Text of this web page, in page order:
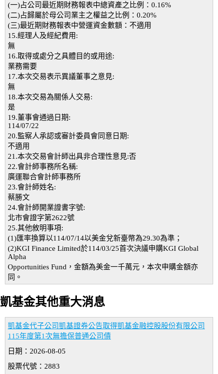
(一)占公司最近期財務報表中總資產之比例：0.16%
(二)占歸屬於母公司業主之權益之比例：0.20%
(三)最近期財務報表中營運資金數額：不適用
15.經理人及經紀費用:
無
16.取得或處分之具體目的或用途:
業務需要
17.本次交易表示異議董事之意見:
無
18.本次交易為關係人交易:
是
19.董事會通過日期:
114/07/22
20.監察人承認或審計委員會同意日期:
不適用
21.本次交易會計師出具非合理性意見:否
22.會計師事務所名稱:
廣運聯合會計師事務所
23.會計師姓名:
蔡勝文
24.會計師開業證書字號:
北市會證字第2622號
25.其他敘明事項:
(1)匯率換算以114/07/14以美金兌新臺幣為29.30為準；
(2)KGI Finance Limited於114/03/25首次決議申購KGI Global
Alpha
Opportunities Fund，金額為美金一千萬元，本次申購金額亦
同。
凱基金其他重大消息
凱基金代子公司凱基證券公告取得凱基金融控股股份有限公司
115年度第1次無擔保普通公司債
日期：2026-08-05
股票代號：2883